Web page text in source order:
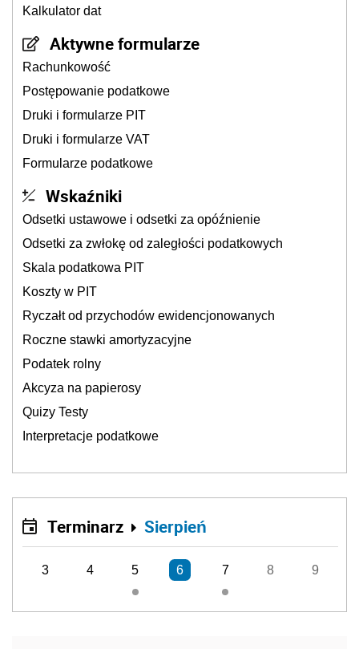
Kalkulator dat
Aktywne formularze
Rachunkowość
Postępowanie podatkowe
Druki i formularze PIT
Druki i formularze VAT
Formularze podatkowe
Wskaźniki
Odsetki ustawowe i odsetki za opóźnienie
Odsetki za zwłokę od zaległości podatkowych
Skala podatkowa PIT
Koszty w PIT
Ryczałt od przychodów ewidencjonowanych
Roczne stawki amortyzacyjne
Podatek rolny
Akcyza na papierosy
Quizy Testy
Interpretacje podatkowe
Terminarz Sierpień
3 4 5 6 7 8 9